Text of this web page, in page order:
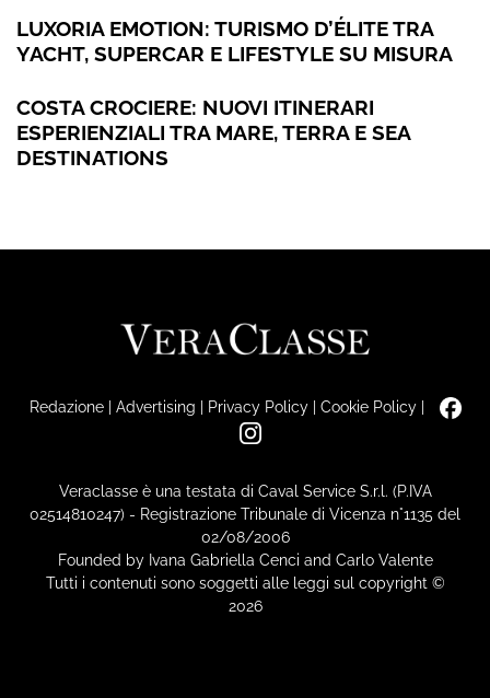
LUXORIA EMOTION: TURISMO D’ÉLITE TRA
YACHT, SUPERCAR E LIFESTYLE SU MISURA
COSTA CROCIERE: NUOVI ITINERARI
ESPERIENZIALI TRA MARE, TERRA E SEA
DESTINATIONS
Redazione| Advertising | Privacy Policy| Cookie Policy|
Veraclasse è una testata di Caval Service S.r.l. (P.IVA
02514810247) - Registrazione Tribunale di Vicenza n°1135 del
02/08/2006
Founded by Ivana Gabriella Cenci and Carlo Valente
Tutti i contenuti sono soggetti alle leggi sul copyright ©
2026